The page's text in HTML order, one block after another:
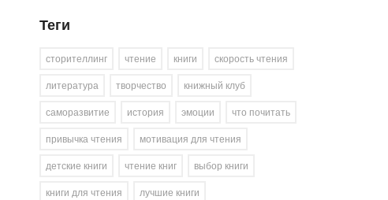
Теги
сторителлинг чтение книги
скорость чтения
литература
творчество
книжный клуб
саморазвитие
история эмоции
что почитать
привычка чтения
мотивация для чтения
детские книги
чтение книг
выбор книги
книги для чтения
лучшие книги